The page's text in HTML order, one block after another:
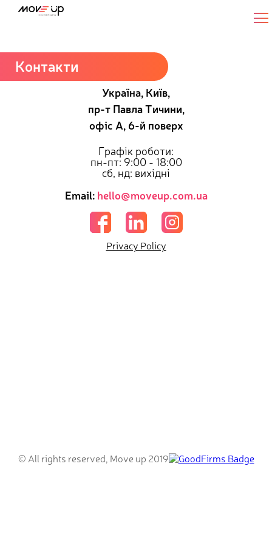
IT Engineer / Linux System Administrator
Контакти
Україна, Київ,
пр-т Павла Тичини,
офіс А, 6-й поверх
Графік роботи:
пн-пт: 9:00 - 18:00
сб, нд: вихідні
Email: hello@moveup.com.ua
Privacy Policy
© All rights reserved, Move up 2019